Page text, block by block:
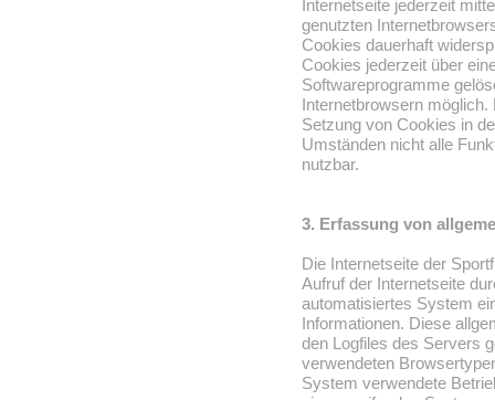
Internetseite jederzeit
genutzten
Cookies dauerhaft
Cookies jederzeit über
Softwareprogramme
Internetbrowsern
Setzung von Cookies in
Umständen nicht alle
nutzbar.
3. Erfassung von
Die Internetseite der
Aufruf der Internetseite
automatisiertes System
Informationen. Diese
den Logfiles des Servers
verwendeten
System verwendete